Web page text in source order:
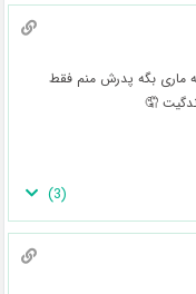
ماری بگه پدرش منم فقط
🤦
(
3
)